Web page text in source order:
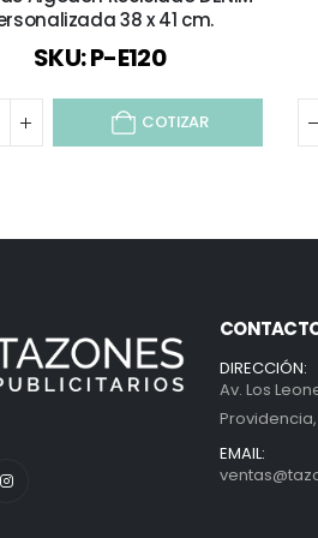
38 x 41 cm.
SKU: P-E120
COTIZAR
DIRECCIÓN:
Av. Los
EMAIL: